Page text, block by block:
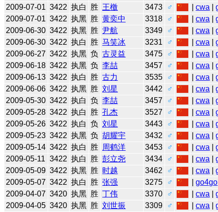
2009-07-01 3422 执白 胜 王檄 3473 ♂ |cwa |
2009-07-01 3422 执黑 胜 黄奕中 3318 ♂ |cwa |
2009-06-30 3422 执黑 胜 尹航 3349 ♂ |cwa |
2009-06-30 3422 执白 胜 马笑冰 3231 ♂ |cwa |
2009-06-27 3422 执黑 负 古灵益 3475 ♂ |cwa |
2009-06-18 3422 执黑 负 李喆 3457 ♂ |cwa |
2009-06-13 3422 执白 胜 古力 3535 ♂ |cwa |
2009-06-06 3422 执黑 胜 刘星 3442 ♂ |cwa |
2009-05-30 3422 执白 负 李喆 3457 ♂ |cwa |
2009-05-28 3422 执白 胜 孔杰 3527 ♂ |cwa |
2009-05-26 3422 执白 负 刘星 3443 ♂ |cwa |
2009-05-23 3422 执黑 负 胡耀宇 3432 ♂ |cwa |
2009-05-14 3422 执白 胜 周鹤洋 3453 ♂ |cwa |
2009-05-11 3422 执白 胜 彭立尧 3434 ♂ |cwa |
2009-05-09 3422 执黑 胜 时越 3462 ♂ |cwa |
2009-05-07 3422 执白 胜 张强 3275 ♂ |go4go
2009-04-07 3420 执黑 胜 丁伟 3370 ♂ |cwa |
2009-04-05 3420 执黑 胜 刘世振 3309 ♂ |cwa |